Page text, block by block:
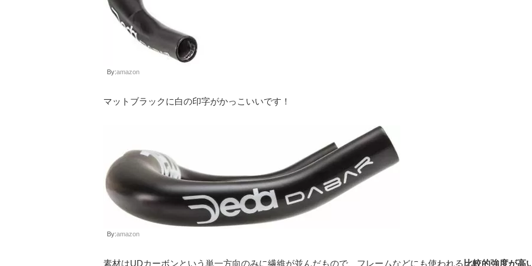
By:amazon
マットブラックに白の印字がかっこいいです！
By:amazon
素材はUDカーボンという単一方向のみに繊維が並んだもので、フレームなどにも使われる 比較的強度が高